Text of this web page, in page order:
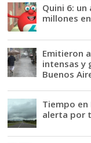
Quini 6:
millones
Emitieron
intensas y
Buenos
Tiempo en
alerta por